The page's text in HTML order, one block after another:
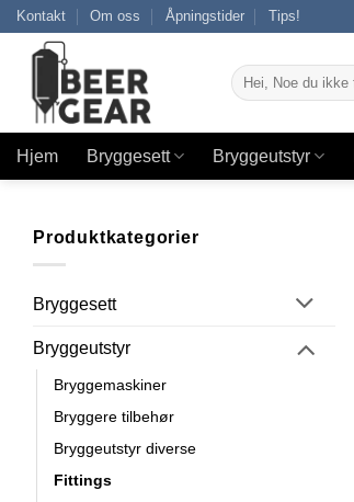
SkipKontakt Om oss Åpningstider Tips!
Søk
etter:
Hjem Bryggesett Bryggeutstyr
Produktkategorier
Bryggesett
Bryggeutstyr
Bryggemaskiner
Bryggere tilbehør
Bryggeutstyr diverse
Fittings